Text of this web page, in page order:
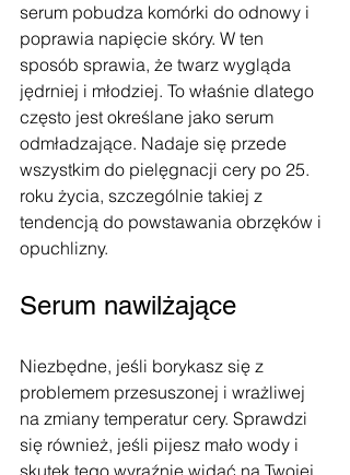
serum pobudza komórki do odnowy i
poprawia napięcie skóry. W ten
sposób sprawia, że twarz wygląda
jędrniej i młodziej. To właśnie dlatego
często jest określane jako serum
odmładzające. Nadaje się przede
wszystkim do pielęgnacji cery po 25.
roku życia, szczególnie takiej z
tendencją do powstawania obrzęków i
opuchlizny.
Serum nawilżające
Niezbędne, jeśli borykasz się z
problemem przesuszonej i wrażliwej
na zmiany temperatur cery. Sprawdzi
się również, jeśli pijesz mało wody i
skutek tego wyraźnie widać na Twojej